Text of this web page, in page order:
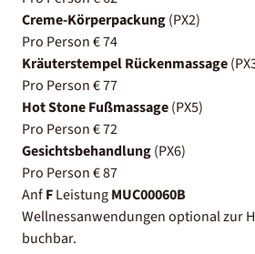
Creme-Körperpackung(PX2)
Pro Person € 74
Kräuterstempel Rückenmassage
Pro Person € 77
Hot Stone Fußmassage(PX5)
Pro Person € 72
Gesichtsbehandlung(PX6)
Pro Person € 87
AnfFLeistungMUC00060B
Wellnessanwendungen optional zur
buchbar.